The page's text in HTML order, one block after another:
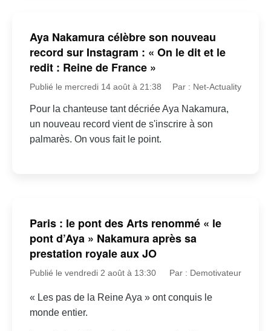
Aya Nakamura célèbre son nouveau
record sur Instagram : « On le dit et le
redit : Reine de France »
Publié le mercredi 14 août à 21:38 Par : Net-Actuality
Pour la chanteuse tant décriée Aya Nakamura,
un nouveau record vient de s'inscrire à son
palmarès. On vous fait le point.
Paris : le pont des Arts renommé « le
pont d’Aya » Nakamura après sa
prestation royale aux JO
Publié le vendredi 2 août à 13:30 Par : Demotivateur
« Les pas de la Reine Aya » ont conquis le
monde entier.